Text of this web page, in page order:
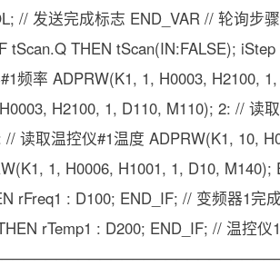
// 发送完成标志 END_VAR // 轮询步
tScan.Q THEN tScan(IN:FALSE);
频率 ADPRW(K1, 1, H0003, H2100,
H2100, 1, D110, M110); 2: // 读
// 读取温控仪#1温度 ADPRW(K1, 10,
1, H0006, H1001, 1, D10,
rFreq1 : D100; END_IF; // 变频器1完
rTemp1 : D200; END_IF; // 温控